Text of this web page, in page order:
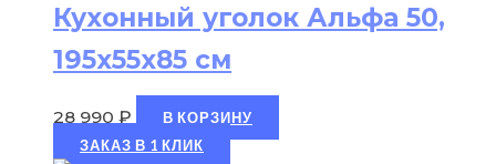
Кухонный уголок Альфа 50,
195х55х85 см
28 990 ₽
В КОРЗИНУ
ЗАКАЗ В 1 КЛИК